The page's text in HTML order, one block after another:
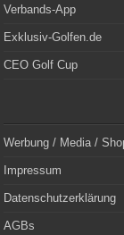
Verbands-App
Exklusiv-Golfen.de
CEO Golf Cup
Werbung / Media /
Impressum
Datenschutzerklärung
AGBs